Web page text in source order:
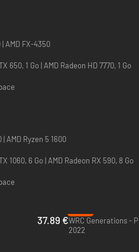
AMD FX-4350
650, 1 Go | AMD Radeon HD 7770, 1 Go
AMD Ryzen 5 1600
1060, 6 Go | AMD Radeon RX 590, 8 Go
37.89 €WRC Generations -
2022